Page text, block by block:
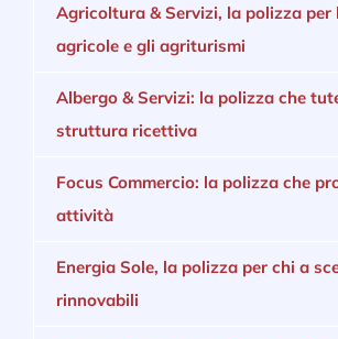
Agricoltura & Servizi, la polizza per
agricole e gli agriturismi
Albergo & Servizi: la polizza che
struttura ricettiva
Focus Commercio: la polizza che
attività
Energia Sole, la polizza per chi a
rinnovabili